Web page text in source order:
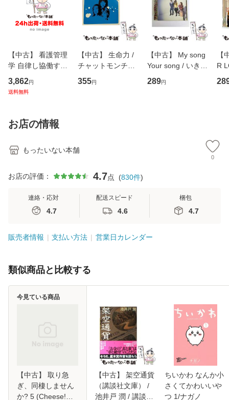
【中古】 看護管理
学 自律し協働する
専門職の看護マネ
ジメントスキル 改
恵 藤本幸三 / 南江
堂 [単行
3,862円
送料無料
【中古】 生命力 /
チャットモンチー /
キューンレコード
[CD]【メール便送
355円
【中古】 My song
Your song / いきも
のがかり / [CD]
【メール便送料無
289円
【
R
産
お店の情報
もったいない本舗
0
お店の評価： 4.7点 (830件)
連絡・応対
4.7
配送スピード
4.6
梱包
4.7
販売者情報 支払い方法 営業日カレンダー
類似商品と比較する
【中古】 取り急
ぎ、同棲しません
か? 5 (Cheese!フ
今見ている商品
【中古】 架空通貨
（講談社文庫） /
池井戸 潤 / 講談社
ちいかわ なんか小
さくてかわいいや
つ 1/ナガノ